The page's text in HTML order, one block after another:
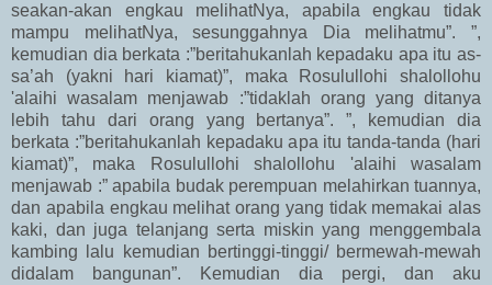
seakan-akan engkau melihatNya, apabila engkau tidak
mampu melihatNya, sesunggahnya Dia melihatmu”. ”,
kemudian dia berkata :”beritahukanlah kepadaku apa itu as-
sa’ah (yakni hari kiamat)”, maka Rosulullohi shalollohu
'alaihi wasalam menjawab :”tidaklah orang yang ditanya
lebih tahu dari orang yang bertanya”. ”, kemudian dia
berkata :”beritahukanlah kepadaku apa itu tanda-tanda (hari
kiamat)”, maka Rosulullohi shalollohu 'alaihi wasalam
menjawab :” apabila budak perempuan melahirkan tuannya,
dan apabila engkau melihat orang yang tidak memakai alas
kaki, dan juga telanjang serta miskin yang menggembala
kambing lalu kemudian bertinggi-tinggi/ bermewah-mewah
didalam bangunan”. Kemudian dia pergi, dan aku